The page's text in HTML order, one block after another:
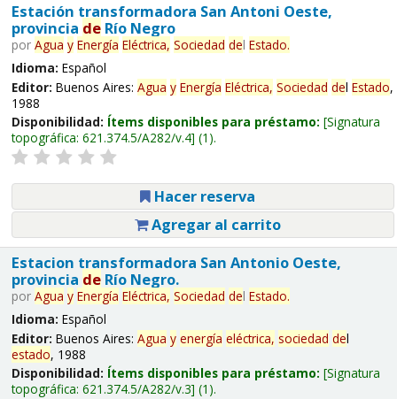
Estación transformadora San Antoni Oeste,
provincia deRío Negro
por Agua y Energía Eléctrica, Sociedad del Estado.
Idioma: Español
Editor: Buenos Aires: Agua y Energía Eléctrica, Sociedad del Estado,
1988
Disponibilidad: Ítems disponibles para préstamo: Signatura
topográfica: 621.374.5/A282/v.4 (1).
Hacer reserva
Agregar al carrito
Estacion transformadora San Antonio Oeste,
provincia deRío Negro.
por Agua y Energía Eléctrica, Sociedad del Estado.
Idioma: Español
Editor: Buenos Aires: Agua y energía eléctrica, sociedad del
estado, 1988
Disponibilidad: Ítems disponibles para préstamo: Signatura
topográfica: 621.374.5/A282/v.3 (1).